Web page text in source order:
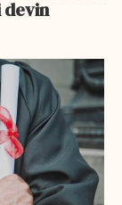
devin